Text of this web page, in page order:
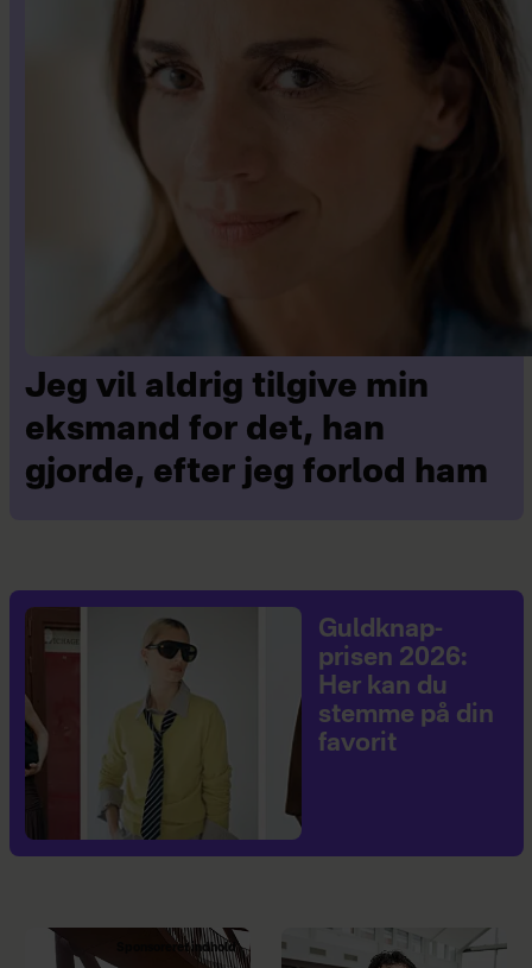
Jeg vil aldrig tilgive min
eksmand for det, han
gjorde, efter jeg forlod ham
Guldknap-
prisen 2026:
Her kan du
stemme på din
favorit
Sponsoreret indhold